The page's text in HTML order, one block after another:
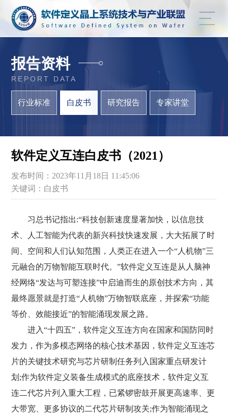
报告资料
REPORT DATA
行业标准 白皮书 研究报告 专家讲堂
软件定义互连白皮书（2021）
发布时间：2023年11月18日 11:45:06
关键词：白皮书
习总书记指出:“科技创新速度显著加快，以信息技
术、人工智能为代表的新兴科技快速发展，大大拓展了时
间、空间和人们认知范围，人类正在进入一个“人机物”三
元融合的万物智能互联时代。”软件定义互连是从人脑神
经网络“发达与可塑连接”中启迪而生的原创技术方向，其
最终愿景就是打造“人机物”万物智联底座，并探索“功能
等价、效能接近”的智能涌现发展之路。
进入“十四五”，软件定义互连方向在国家和国防同时
发力，作为多模态网络的核心技术基因，软件定义互连芯
片的关键技术研究与芯片研制任务列入国家重点研发计
划;作为软件定义装备生成模式的底座技术，软件定义互
连二代芯片列入重大工程，已紧锣密鼓开展更高速率、更
大带宽、更多协议的二代芯片研制攻关;作为智能涌现之